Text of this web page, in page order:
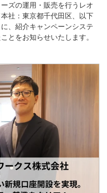
ズの運用・販売を行うレオ
社：東京都千代田区、以下
、紹介キャンペーンシステ
とをお知らせいたします。